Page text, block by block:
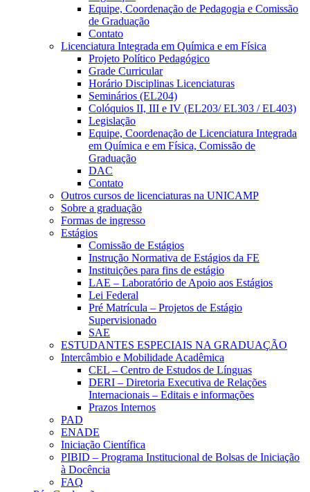
Equipe, Coordenação de Pedagogia e Comissão
de Graduação
Contato
Licenciatura Integrada em Química e em Física
Projeto Político Pedagógico
Grade Curricular
Horário Disciplinas Licenciaturas
Seminários (EL204)
Colóquios II, III e IV (EL203/ EL303 / EL403)
Legislação
Equipe, Coordenação de Licenciatura Integrada
em Química e em Física, Comissão de
Graduação
DAC
Contato
Outros cursos de licenciaturas na UNICAMP
Sobre a graduação
Formas de ingresso
Estágios
Comissão de Estágios
Instrução Normativa de Estágios da FE
Instituições para fins de estágio
LAE – Laboratório de Apoio aos Estágios
Lei Federal
Pré Matrícula – Projetos de Estágio
Supervisionado
SAE
ESTUDANTES ESPECIAIS NA GRADUAÇÃO
Intercâmbio e Mobilidade Acadêmica
CEL – Centro de Estudos de Línguas
DERI – Diretoria Executiva de Relações
Internacionais – Editais e informações
Prazos Internos
PAD
ENADE
Iniciação Científica
PIBID – Programa Institucional de Bolsas de Iniciação
à Docência
FAQ